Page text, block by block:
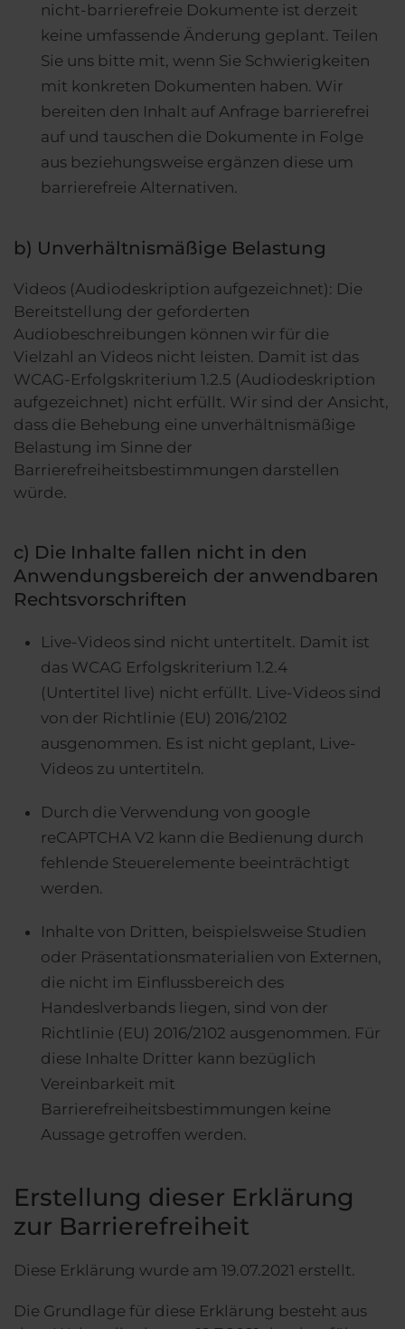
nicht-barrierefreie Dokumente ist derzeit
keine umfassende Änderung geplant. Teilen
Sie uns bitte mit, wenn Sie Schwierigkeiten
mit konkreten Dokumenten haben. Wir
bereiten den Inhalt auf Anfrage barrierefrei
auf und tauschen die Dokumente in Folge
aus beziehungsweise ergänzen diese um
barrierefreie Alternativen.
b) Unverhältnismäßige Belastung
Videos (Audiodeskription aufgezeichnet): Die
Bereitstellung der geforderten
Audiobeschreibungen können wir für die
Vielzahl an Videos nicht leisten. Damit ist das
WCAG-Erfolgskriterium 1.2.5 (Audiodeskription
aufgezeichnet) nicht erfüllt. Wir sind der Ansicht,
dass die Behebung eine unverhältnismäßige
Belastung im Sinne der
Barrierefreiheitsbestimmungen darstellen
würde.
c) Die Inhalte fallen nicht in den
Anwendungsbereich der anwendbaren
Rechtsvorschriften
Live-Videos sind nicht untertitelt. Damit ist
das WCAG Erfolgskriterium 1.2.4
(Untertitel live) nicht erfüllt. Live-Videos sind
von der Richtlinie (EU) 2016/2102
ausgenommen. Es ist nicht geplant, Live-
Videos zu untertiteln.
Durch die Verwendung von google
reCAPTCHA V2 kann die Bedienung durch
fehlende Steuerelemente beeinträchtigt
werden.
Inhalte von Dritten, beispielsweise Studien
oder Präsentationsmaterialien von Externen,
die nicht im Einflussbereich des
Handeslverbands liegen, sind von der
Richtlinie (EU) 2016/2102 ausgenommen. Für
diese Inhalte Dritter kann bezüglich
Vereinbarkeit mit
Barrierefreiheitsbestimmungen keine
Aussage getroffen werden.
Erstellung dieser Erklärung
zur Barrierefreiheit
Diese Erklärung wurde am 19.07.2021 erstellt.
Die Grundlage für diese Erklärung besteht aus